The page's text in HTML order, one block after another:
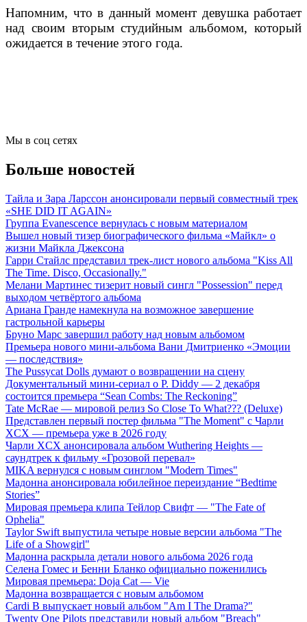
Напомним, что в данный момент девушка работает
над своим вторым студийным альбомом, который
ожидается в течение этого года.
Мы в соц сетях
Больше новостей
Тайла и Зара Ларссон анонсировали первый совместный трек
«SHE DID IT AGAIN»
Группа Evanescence вернулась с новым материалом
Вышел новый тизер биографического фильма «Майкл» о
жизни Майкла Джексона
Гарри Стайлс представил трек-лист нового альбома "Kiss All
The Time. Disco, Occasionally."
Мелани Мартинес тизерит новый сингл "Possession" перед
выходом четвёртого альбома
Ариана Гранде намекнула на возможное завершение
гастрольной карьеры
Бруно Марс завершил работу над новым альбомом
Премьера нового мини-альбома Вани Дмитриенко «Эмоции
— последствия»
The Pussycat Dolls думают о возвращении на сцену
Документальный мини-сериал о P. Diddy — 2 декабря
состоится премьера “Sean Combs: The Reckoning”
Tate McRae — мировой релиз So Close To What??? (Deluxe)
Представлен первый постер фильма "The Moment" с Чарли
XCX — премьера уже в 2026 году
Чарли XCX анонсировала альбом Wuthering Heights —
саундтрек к фильму «Грозовой перевал»
MIKA вернулся с новым синглом "Modern Times"
Мадонна анонсировала юбилейное переиздание “Bedtime
Stories”
Мировая премьера клипа Тейлор Свифт — "The Fate of
Ophelia"
Taylor Swift выпустила четыре новые версии альбома "The
Life of a Showgirl"
Мадонна раскрыла детали нового альбома 2026 года
Селена Гомес и Бенни Бланко официально поженились
Мировая премьера: Doja Cat — Vie
Мадонна возвращается с новым альбомом
Cardi B выпускает новый альбом "Am I The Drama?"
Twenty One Pilots представили новый альбом "Breach"